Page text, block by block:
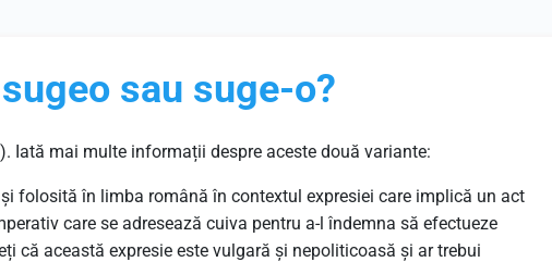
sau suge-o?
Iată mai multe informații despre aceste două variante:
folosită în limba română în contextul expresiei care implică un act
care se adresează cuiva pentru a-l îndemna să efectueze
că această expresie este vulgară și nepoliticoasă și ar trebui